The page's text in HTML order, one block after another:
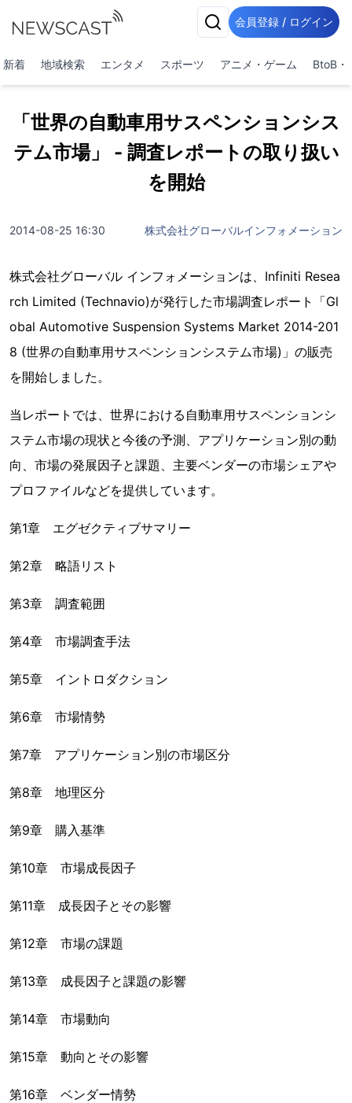
会員登録 / ログイン
新着 地域検索 エンタメ スポーツ アニメ・ゲーム BtoB・
「世界の自動車用サスペンションシス
テム市場」 - 調査レポートの取り扱い
を開始
2014-08-25 16:30 株式会社グローバルインフォメーション
株式会社グローバル インフォメーションは、Infiniti Resea
rch Limited (Technavio)が発行した市場調査レポート「Gl
obal Automotive Suspension Systems Market 2014-201
8 (世界の自動車用サスペンションシステム市場)」の販売
を開始しました。
当レポートでは、世界における自動車用サスペンションシ
ステム市場の現状と今後の予測、アプリケーション別の動
向、市場の発展因子と課題、主要ベンダーの市場シェアや
プロファイルなどを提供しています。
第1章 エグゼクティブサマリー
第2章 略語リスト
第3章 調査範囲
第4章 市場調査手法
第5章 イントロダクション
第6章 市場情勢
第7章 アプリケーション別の市場区分
第8章 地理区分
第9章 購入基準
第10章 市場成長因子
第11章 成長因子とその影響
第12章 市場の課題
第13章 成長因子と課題の影響
第14章 市場動向
第15章 動向とその影響
第16章 ベンダー情勢